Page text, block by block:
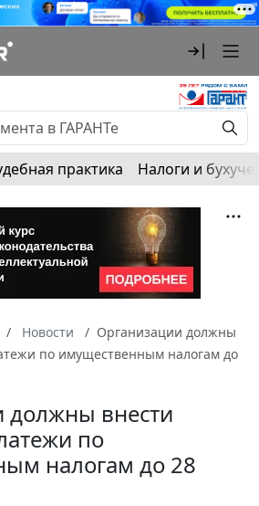
практика Налоги и
Новости
Организации должны
по имущественным налогам до
должны внести
по
налогам до 28